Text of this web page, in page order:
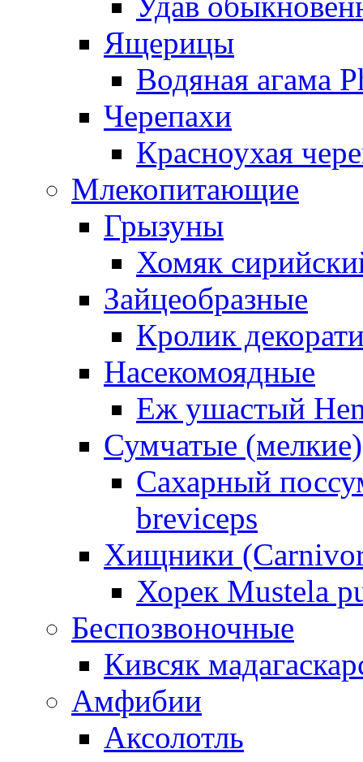
Ящерицы
Водяная агама
Черепахи
Красноухая
Млекопитающие
Грызуны
Хомяк
Зайцеобразные
Кролик
Насекомоядные
Еж ушастый
Сумчатые (мелкие)
Сахарный
breviceps
Хищники
Хорек Mustela
Беспозвоночные
Кивсяк
Амфибии
Аксолотль